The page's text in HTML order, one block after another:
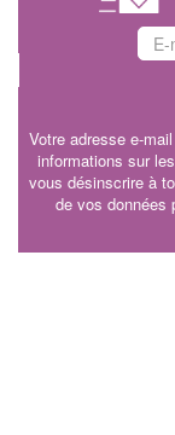
Votre adresse e-
informations sur
vous désinscrire à
de vos données